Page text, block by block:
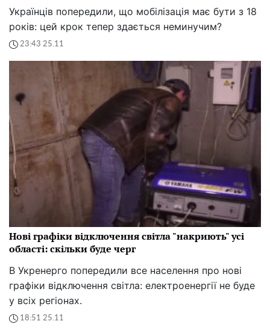
Українців попередили, що мобілізація має бути з 18
років: цей крок тепер здається неминучим?
23:43 25.11
Нові графіки відключення світла "накриють" усі
області: скільки буде черг
В Укренерго попередили все населення про нові
графіки відключення світла: електроенергії не буде
у всіх регіонах.
18:51 25.11